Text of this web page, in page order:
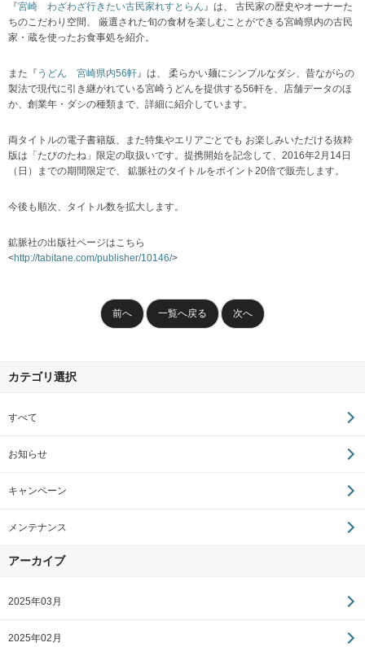
『宮崎 わざわざ行きたい古民家れすとらん』は、 古民家の歴史やオーナーた
ちのこだわり空間、 厳選された旬の食材を楽しむことができる宮崎県内の古民
家・蔵を使ったお食事処を紹介。
また『 うどん 宮崎県内56軒』は、 柔らかい麺にシンプルなダシ、昔ながらの
製法で現代に引き継がれている宮崎うどんを提供する56軒を、店舗データのほ
か、創業年・ダシの種類まで、詳細に紹介しています。
両タイトルの電子書籍版、また特集やエリアごとでも お楽しみいただける抜粋
版は「たびのたね」限定の取扱いです。提携開始を記念して、2016年2月14日
（日）までの期間限定で、 鉱脈社のタイトルをポイント20倍で販売します。
今後も順次、タイトル数を拡大します。
鉱脈社の出版社ページはこちら
<http://tabitane.com/publisher/10146/>
前へ 一覧へ戻る 次へ
カテゴリ選択
すべて
お知らせ
キャンペーン
メンテナンス
アーカイブ
2025年03月
2025年02月